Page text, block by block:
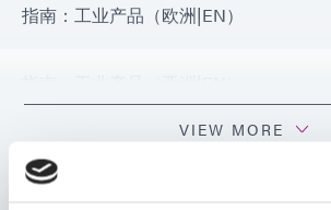
指南：工业产品（欧洲|EN）
VIEW MORE